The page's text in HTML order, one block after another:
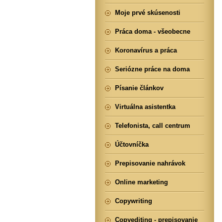
Moje prvé skúsenosti
Práca doma - všeobecne
Koronavírus a práca
Seriózne práce na doma
Písanie článkov
Virtuálna asistentka
Telefonista, call centrum
Účtovníčka
Prepisovanie nahrávok
Online marketing
Copywriting
Copyediting - prepisovanie